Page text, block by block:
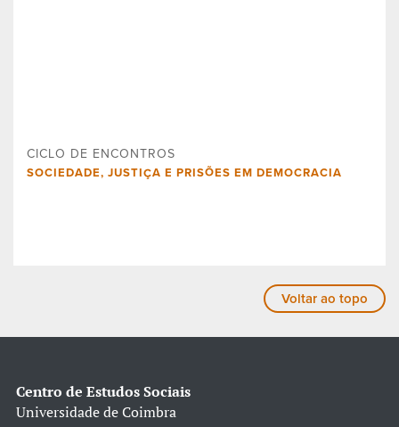
CICLO DE ENCONTROS
SOCIEDADE, JUSTIÇA E PRISÕES EM DEMOCRACIA
Voltar ao topo
Centro de Estudos Sociais
Universidade de Coimbra